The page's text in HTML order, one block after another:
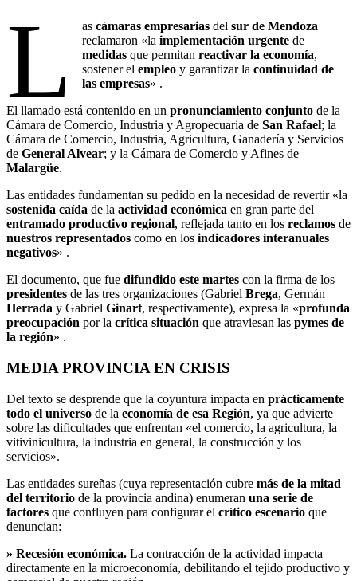
L ascámaras empresarias delsur de Mendoza
reclamaron «laimplementación urgente de
medidasque permitanreactivar la economía,
sostener elempleo y garantizar lacontinuidad de
las empresas» .
El llamado está contenido en un pronunciamiento conjunto de la
Cámara de Comercio, Industria y Agropecuaria de San Rafael; la
Cámara de Comercio, Industria, Agricultura, Ganadería y Servicios
de General Alvear; y la Cámara de Comercio y Afines de
Malargüe.
Las entidades fundamentan su pedido en la necesidad de revertir «la
sostenida caída de la actividad económica en gran parte del
entramado productivo regional, reflejada tanto en los reclamos de
nuestros representados como en los indicadores interanuales
negativos» .
El documento, que fue difundido este martes con la firma de los
presidentes de las tres organizaciones (Gabriel Brega, Germán
Herrada y Gabriel Ginart, respectivamente), expresa la «profunda
preocupación por la crítica situación que atraviesan las pymes de
la región» .
MEDIA PROVINCIA EN CRISIS
Del texto se desprende que la coyuntura impacta en prácticamente
todo el universo de la economía de esa Región, ya que advierte
sobre las dificultades que enfrentan «el comercio, la agricultura, la
vitivinicultura, la industria en general, la construcción y los
servicios».
Las entidades sureñas (cuya representación cubre más de la mitad
del territorio de la provincia andina) enumeran una serie de
factores que confluyen para configurar el crítico escenario que
denuncian:
» Recesión económica. La contracción de la actividad impacta
directamente en la microeconomía, debilitando el tejido productivo y